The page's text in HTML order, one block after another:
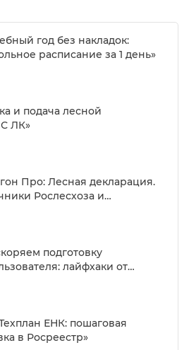
год без накладок:
расписание за 1 день»
и подача лесной
ЛК»
Про: Лесная декларация.
Рослесхоза и
подготовку
лайфхаки от
ЕНК: пошаговая
в Росреестр»